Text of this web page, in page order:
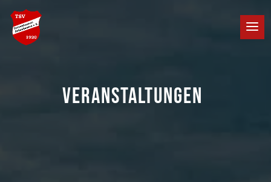
VERANSTALTUNGEN